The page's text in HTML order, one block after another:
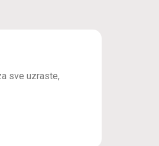
sve uzraste,